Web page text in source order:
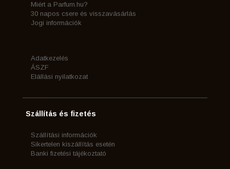
Miért a Parfum.hu?
30 napos csere és visszavásárlás
Jogi információk
Adatkezelés
ÁSZF
Elállási nyilatkozat
Szállítás és fizetés
Szállítási információk
Sikertelen kiszállítás esetén
Banki fizetési tájékoztató